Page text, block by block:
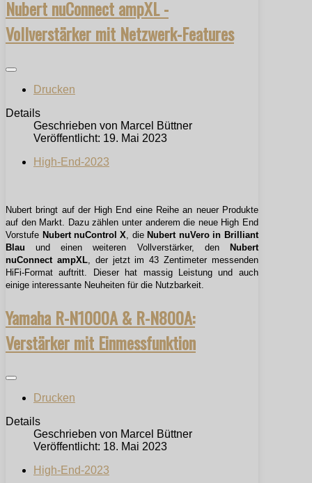
Nubert nuConnect ampXL -
Vollverstärker mit Netzwerk-Features
Drucken
Details
Geschrieben von Marcel Büttner
Veröffentlicht: 19. Mai 2023
High-End-2023
Nubert bringt auf der High End eine Reihe an neuer Produkte
auf den Markt. Dazu zählen unter anderem die neue High End
Vorstufe Nubert nuControl X , dieNubert nuVero in Brilliant
Blau und einen weiteren Vollverstärker, den Nubert
nuConnect ampXL, der jetzt im 43 Zentimeter messenden
HiFi-Format auftritt. Dieser hat massig Leistung und auch
einige interessante Neuheiten für die Nutzbarkeit.
Yamaha R-N1000A & R-N800A:
Verstärker mit Einmessfunktion
Drucken
Details
Geschrieben von Marcel Büttner
Veröffentlicht: 18. Mai 2023
High-End-2023